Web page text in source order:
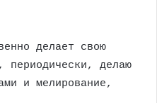
делает свою
делаю
и мелирование,